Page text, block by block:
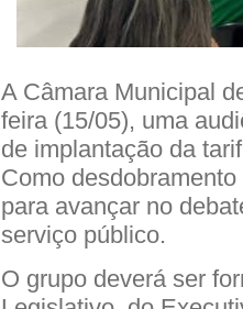
A Câmara Municipal
feira (15/05), uma
de implantação da
Como
para avançar no
serviço público.
O grupo deverá ser